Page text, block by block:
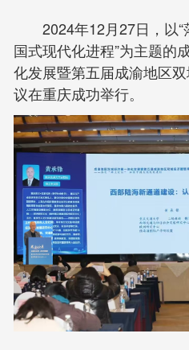
2024年12月27日，以“
国式现代化进程”为主题的
化发展暨第五届成渝地区
议在重庆成功举行。